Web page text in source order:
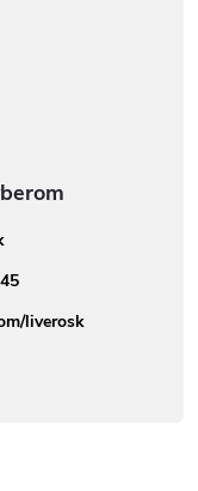
liverosk